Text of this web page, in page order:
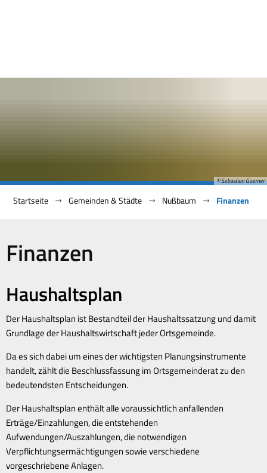
© Sebastian Goerner
Startseite Gemeinden & Städte Nußbaum Finanzen
Finanzen
Haushaltsplan
Der Haushaltsplan ist Bestandteil der Haushaltssatzung und damit
Grundlage der Haushaltswirtschaft jeder Ortsgemeinde.
Da es sich dabei um eines der wichtigsten Planungsinstrumente
handelt, zählt die Beschlussfassung im Ortsgemeinderat zu den
bedeutendsten Entscheidungen.
Der Haushaltsplan enthält alle voraussichtlich anfallenden
Erträge/Einzahlungen, die entstehenden
Aufwendungen/Auszahlungen, die notwendigen
Verpflichtungsermächtigungen sowie verschiedene
vorgeschriebene Anlagen.